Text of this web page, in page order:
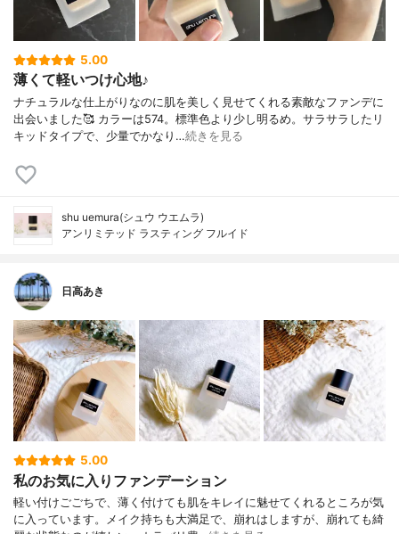
5.00
薄くて軽いつけ心地♪
ナチュラルな仕上がりなのに肌を美しく見せてくれる素敵なファンデに
出会いました🥰 カラーは574。標準色より少し明るめ。サラサラしたリ
キッドタイプで、少量でかなり…続きを見る
shu uemura(シュウ ウエムラ)
アンリミテッド ラスティング フルイド
日高あき
5.00
私のお気に入りファンデーション
軽い付けごごちで、薄く付けても肌をキレイに魅せてくれるところが気
に入っています。メイク持ちも大満足で、崩れはしますが、崩れても綺